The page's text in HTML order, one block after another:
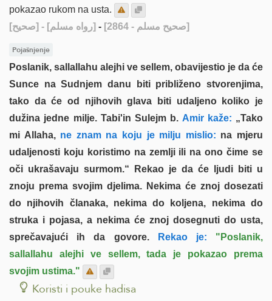
pokazao rukom na usta.
[صحيح]
- [رواه مسلم] - [صحيح مسلم - 2864]
Pojašnjenje
Poslanik, sallallahu alejhi ve sellem, obavijestio je da će
Sunce na Sudnjem danu biti približeno stvorenjima,
tako da će od njihovih glava biti udaljeno koliko je
dužina jedne milje. Tabi'in Sulejm b. Amir kaže: „Tako
mi Allaha,ne znam na koju je milju mislio: na mjeru
udaljenosti koju koristimo na zemlji ili na ono čime se
oči ukrašavaju surmom.“ Rekao je da će ljudi biti u
znoju prema svojim djelima. Nekima će znoj dosezati
do njihovih članaka, nekima do koljena, nekima do
struka i pojasa, a nekima će znoj dosegnuti do usta,
sprečavajući ih da govore.Rekao je:
"Poslanik,
sallallahu alejhi ve sellem, tada je pokazao prema
svojim ustima."
Koristi i pouke hadisa